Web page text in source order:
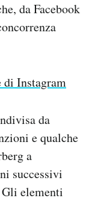
da Facebook
Instagram
da
e qualche
a
successivi
elementi